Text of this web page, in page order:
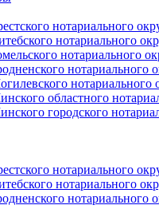
нотариального
нотариального
нотариального
нотариального
нотариального
областного
городского
нотариального
нотариального
нотариального